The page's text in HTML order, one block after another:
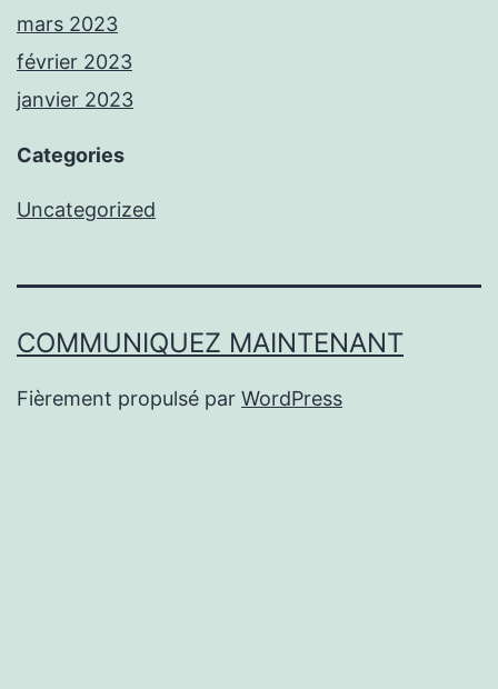
mars 2023
février 2023
janvier 2023
Categories
Uncategorized
COMMUNIQUEZ MAINTENANT
Fièrement propulsé par WordPress